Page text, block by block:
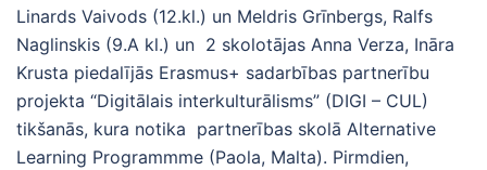
Linards Vaivods (12.kl.) un Meldris Grīnbergs, Ralfs
Naglinskis (9.A kl.) un 2 skolotājas Anna Verza, Ināra
Krusta piedalījās Erasmus+ sadarbības partnerību
projekta “Digitālais interkulturālisms” (DIGI – CUL)
tikšanās, kura notika partnerības skolā Alternative
Learning Programmme (Paola, Malta). Pirmdien,